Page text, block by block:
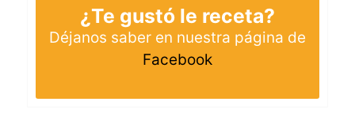
¿Te gustó le receta?
Déjanos saber en nuestra página de
Facebook